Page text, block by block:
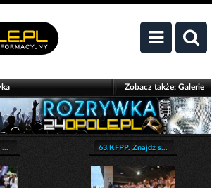
Zobacz także:Galerie
... 63.KFPP. Znajdź s...